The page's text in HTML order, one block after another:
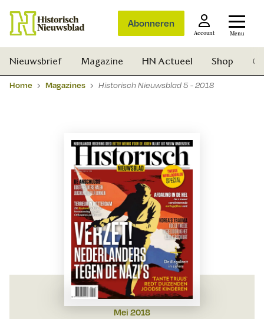
Abonneren
Account Menu
Nieuwsbrief Magazine HN Actueel Shop
Home Magazines Historisch Nieuwsblad 5 - 2018
Mei 2018